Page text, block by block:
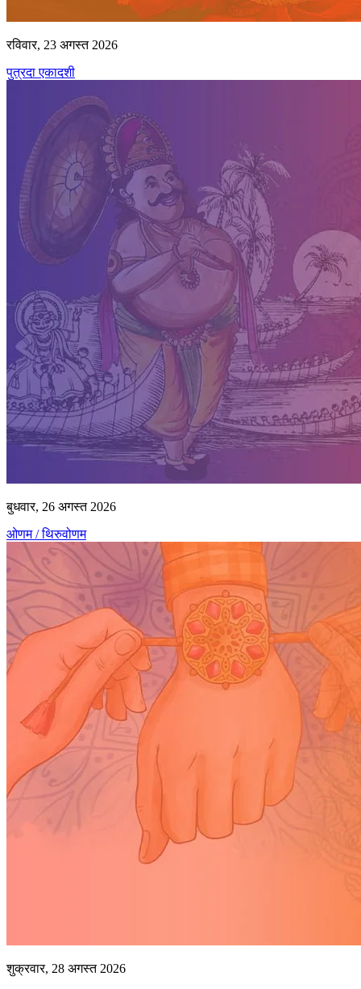
रविवार, 23 अगस्त 2026
पुत्रदा एकादशी
बुधवार, 26 अगस्त 2026
ओणम / थिरुवोणम
शुक्रवार, 28 अगस्त 2026